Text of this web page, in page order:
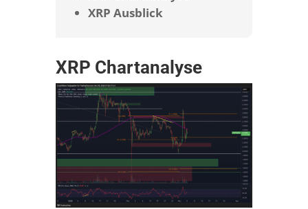
XRP Ausblick
XRP Chartanalyse